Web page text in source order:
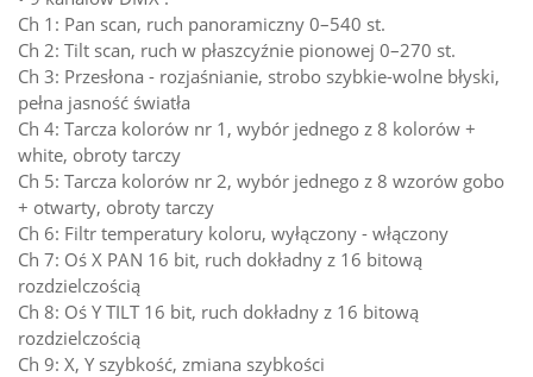
Ch 1: Pan scan, ruch panoramiczny 0–540 st.
Ch 2: Tilt scan, ruch w płaszcyźnie pionowej 0–270 st.
Ch 3: Przesłona - rozjaśnianie, strobo szybkie-wolne błyski,
pełna jasność światła
Ch 4: Tarcza kolorów nr 1, wybór jednego z 8 kolorów +
white, obroty tarczy
Ch 5: Tarcza kolorów nr 2, wybór jednego z 8 wzorów gobo
+ otwarty, obroty tarczy
Ch 6: Filtr temperatury koloru, wyłączony - włączony
Ch 7: Oś X PAN 16 bit, ruch dokładny z 16 bitową
rozdzielczością
Ch 8: Oś Y TILT 16 bit, ruch dokładny z 16 bitową
rozdzielczością
Ch 9: X, Y szybkość, zmiana szybkości